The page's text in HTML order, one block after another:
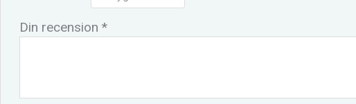
Din recension *